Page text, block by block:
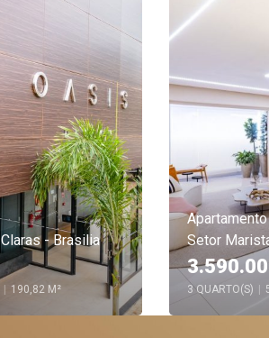
- Brasilia
190,82 M²
Setor
3 QUARTO(S)